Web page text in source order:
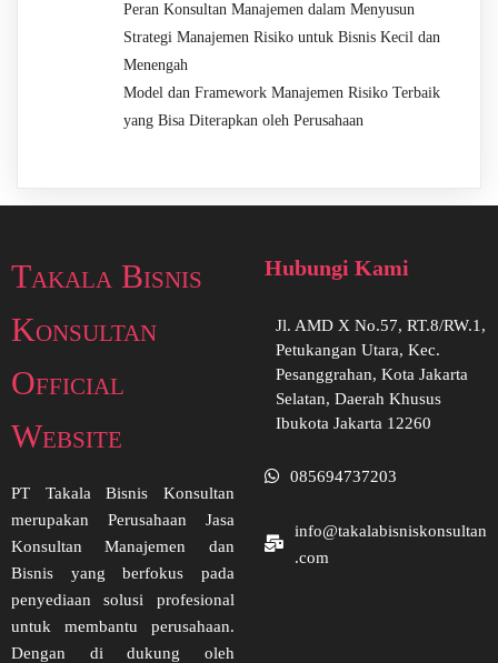
Peran Konsultan Manajemen dalam Menyusun
Strategi Manajemen Risiko untuk Bisnis Kecil dan
Menengah
Model dan Framework Manajemen Risiko Terbaik
yang Bisa Diterapkan oleh Perusahaan
Takala Bisnis
Konsultan
Official
Website
PT Takala Bisnis Konsultan
merupakan Perusahaan Jasa
Konsultan Manajemen dan
Bisnis yang berfokus pada
penyediaan solusi profesional
untuk membantu perusahaan.
Dengan di dukung oleh
Hubungi Kami
Jl. AMD X No.57, RT.8/RW.1,
Petukangan Utara, Kec.
Pesanggrahan, Kota Jakarta
Selatan, Daerah Khusus
Ibukota Jakarta 12260
085694737203
info@takalabisniskonsultan
.com